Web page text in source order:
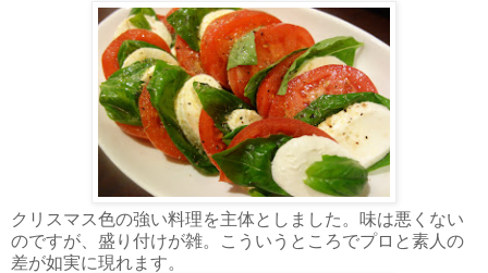
クリスマス色の強い料理を主体としました。味は悪くない
のですが、盛り付けが雑。こういうところでプロと素人の
差が如実に現れます。